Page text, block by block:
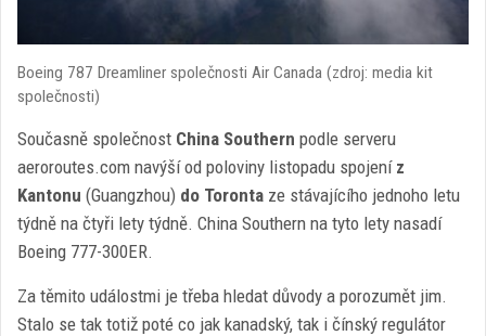
Boeing 787 Dreamliner společnosti Air Canada (zdroj: media kit
společnosti)
Současně společnost China Southern podle serveru
aeroroutes.com navýší od poloviny listopadu spojeníz
Kantonu (Guangzhou) do Toronta ze stávajícího jednoho letu
týdně na čtyři lety týdně. China Southern na tyto lety nasadí
Boeing 777-300ER.
Za těmito událostmi je třeba hledat důvody a porozumět jim.
Stalo se tak totiž poté co jak kanadský, tak i čínský regulátor